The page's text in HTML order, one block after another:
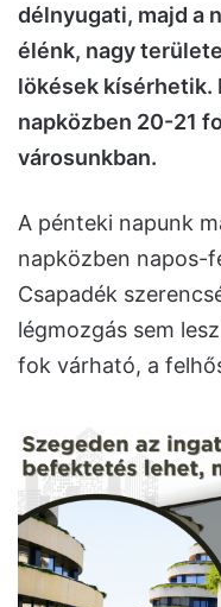
délnyugati, majd a
élénk, nagy
lökések kísérhetik.
napközben 20-21
városunkban.
A pénteki napunk
napközben napos-
Csapadék
légmozgás sem
fok várható, a